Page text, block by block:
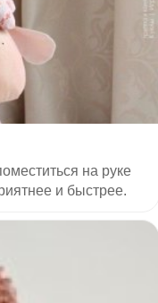
на руке
и быстрее.